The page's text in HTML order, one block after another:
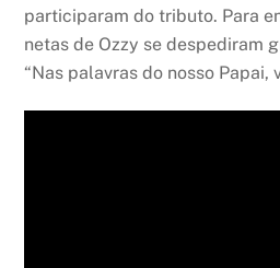
participaram do tributo. Para
netas de Ozzy se despediram
“Nas palavras do nosso Papai,